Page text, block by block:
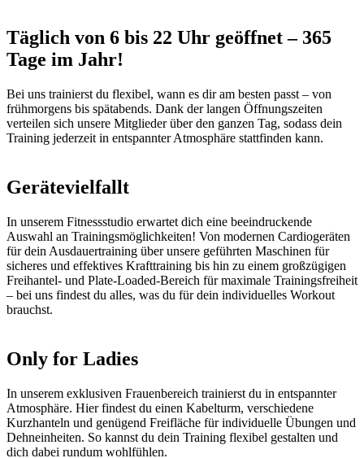
Täglich von 6 bis 22 Uhr geöffnet – 365
Tage im Jahr!
Bei uns trainierst du flexibel, wann es dir am besten passt – von
frühmorgens bis spätabends. Dank der langen Öffnungszeiten
verteilen sich unsere Mitglieder über den ganzen Tag, sodass dein
Training jederzeit in entspannter Atmosphäre stattfinden kann.
Gerätevielfallt
In unserem Fitnessstudio erwartet dich eine beeindruckende
Auswahl an Trainingsmöglichkeiten! Von modernen Cardiogeräten
für dein Ausdauertraining über unsere geführten Maschinen für
sicheres und effektives Krafttraining bis hin zu einem großzügigen
Freihantel- und Plate-Loaded-Bereich für maximale Trainingsfreiheit
– bei uns findest du alles, was du für dein individuelles Workout
brauchst.
Only for Ladies
In unserem exklusiven Frauenbereich trainierst du in entspannter
Atmosphäre. Hier findest du einen Kabelturm, verschiedene
Kurzhanteln und genügend Freifläche für individuelle Übungen und
Dehneinheiten. So kannst du dein Training flexibel gestalten und
dich dabei rundum wohlfühlen.